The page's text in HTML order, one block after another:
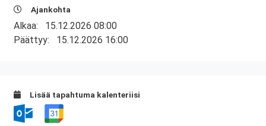
Ajankohta
Alkaa: 15.12.2026 08:00
Päättyy: 15.12.2026 16:00
Lisää tapahtuma kalenteriisi